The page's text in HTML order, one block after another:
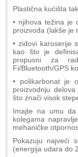
Plastična kućišta
• njihova težina je
proizvoda (lakše je
• zidovi karoserije
kao što je
propusni za
Fi/Bluetooth/GPS
• polikarbonat je
proizvodnju
što znači visok
Imajte na umu da
kolegama
mehaničke
Pokazuju najveći
(energija udara do